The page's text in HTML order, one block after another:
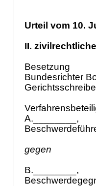
Urteil vom 10.
II.
Besetzung
Bundesrichter
A.________,
gegen
B.________,